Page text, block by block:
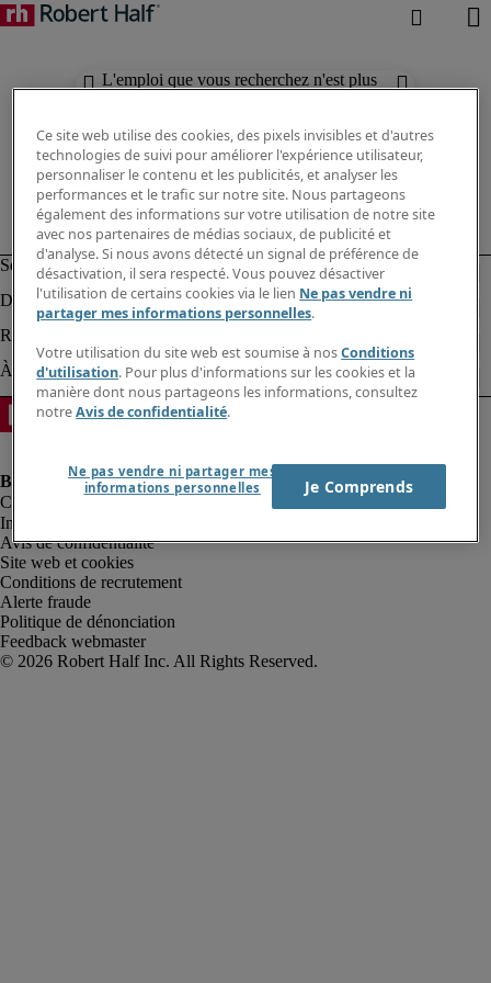
L'emploi que vous recherchez n'est plus
Informations sur la société
Avis de confidentialité
Site web et cookies
Conditions de recrutement
Alerte fraude
Politique de dénonciation
Feedback webmaster
Ce site web utilise des cookies, des pixels invisibles et d'autres
technologies de suivi pour améliorer l'expérience utilisateur,
personnaliser le contenu et les publicités, et analyser les
performances et le trafic sur notre site. Nous partageons
également des informations sur votre utilisation de notre site
avec nos partenaires de médias sociaux, de publicité et
d'analyse. Si nous avons détecté un signal de préférence de
désactivation, il sera respecté. Vous pouvez désactiver
l'utilisation de certains cookies via le lien Ne pas vendre ni
partager mes informations personnelles.
Votre utilisation du site web est soumise à nosConditions
d'utilisation. Pour plus d'informations sur les cookies et la
manière dont nous partageons les informations, consultez
notreAvis de confidentialité.
Ne pas vendre ni partager mes
informations personnelles
Je Comprends